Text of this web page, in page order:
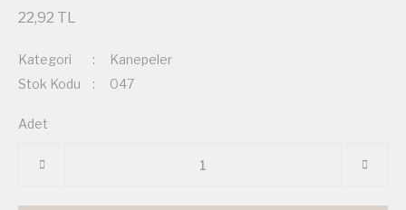
22,92 TL
Kategori
Kanepeler
Stok Kodu
047
Adet